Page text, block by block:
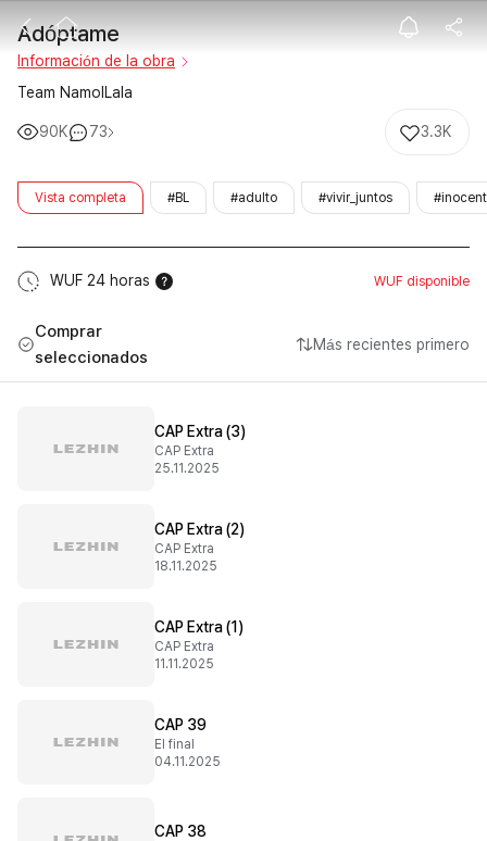
Adóptame
Adóptame
Información de la obra
Team NamolLala
90K 73 3.3K
Vista completa #BL #adulto #vivir_juntos
WUF 24 horas WUF disponible
Comprar
seleccionados
Más recientes primero
CAP Extra (3)
CAP Extra
25.11.2025
CAP Extra (2)
CAP Extra
18.11.2025
CAP Extra (1)
CAP Extra
11.11.2025
CAP 39
El final
04.11.2025
CAP 38